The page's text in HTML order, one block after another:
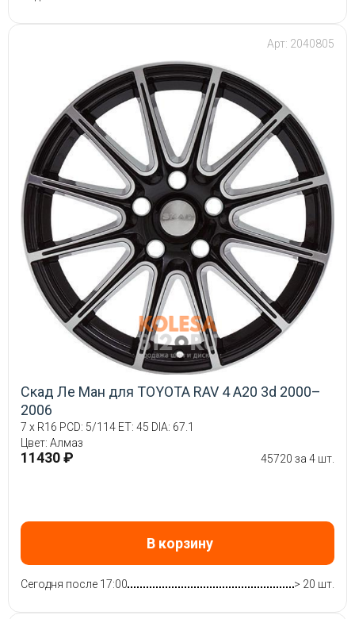
Арт: 2040805
Скад Ле Ман для TOYOTA RAV 4 A20 3d 2000–
2006
7 x R16 PCD: 5/114 ET: 45 DIA: 67.1
Цвет: Алмаз
11430 ₽ 45720 за 4 шт.
В корзину
Сегодня после 17:00 > 20 шт.